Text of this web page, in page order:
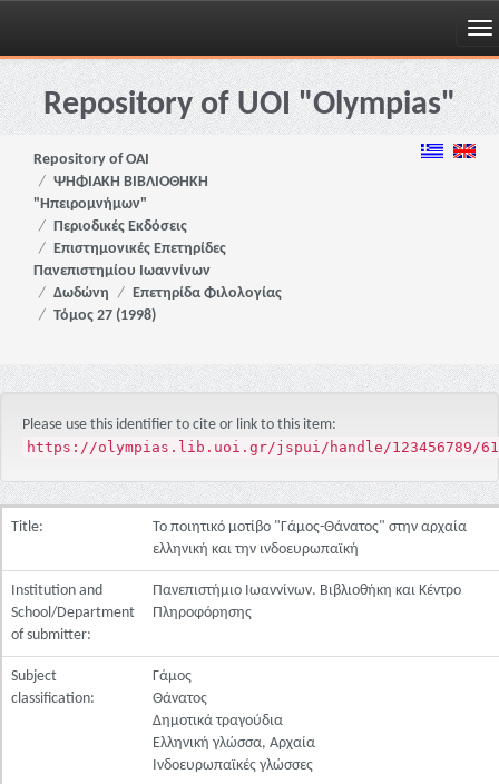
Skip
navigationRepository of UOI "Olympias"
Repository of OAI
ΨΗΦΙΑΚΗ ΒΙΒΛΙΟΘΗΚΗ
"Ηπειρομνήμων"
Περιοδικές Εκδόσεις
Επιστημονικές Επετηρίδες
Πανεπιστημίου Ιωαννίνων
Δωδώνη
Επετηρίδα Φιλολογίας
Τόμος 27 (1998)
Please use this identifier to cite or link to this item:
https://olympias.lib.uoi.gr/jspui/handle/123456789/
Title:
Το ποιητικό μοτίβο "Γάμος-Θάνατος" στην αρχαία
ελληνική και την ινδοευρωπαϊκή
Institution and
School/Department
of submitter:
Πανεπιστήμιο Ιωαννίνων. Βιβλιοθήκη και Κέντρο
Πληροφόρησης
Subject
classification:
Γάμος
Θάνατος
Δημοτικά τραγούδια
Ελληνική γλώσσα, Αρχαία
Ινδοευρωπαϊκές γλώσσες